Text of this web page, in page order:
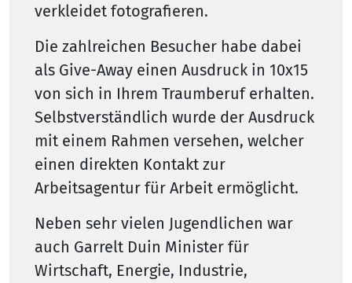
verkleidet fotografieren.
Die zahlreichen Besucher habe dabei
als Give-Away einen Ausdruck in 10x15
von sich in Ihrem Traumberuf erhalten.
Selbstverständlich wurde der Ausdruck
mit einem Rahmen versehen, welcher
einen direkten Kontakt zur
Arbeitsagentur für Arbeit ermöglicht.
Neben sehr vielen Jugendlichen war
auch Garrelt Duin Minister für
Wirtschaft, Energie, Industrie,